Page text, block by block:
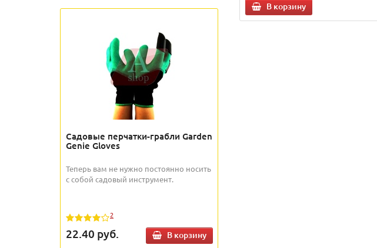
Садовые перчатки-грабли Garden
Genie Gloves
Теперь вам не нужно постоянно носить
с собой садовый инструмент.
2
22.40 руб. В корзину
В корзину